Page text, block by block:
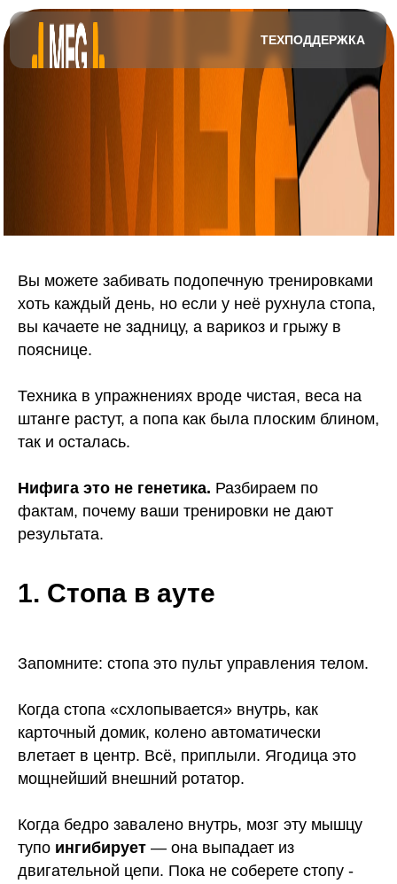
Вы можете забивать подопечную тренировками
хоть каждый день, но если у неё рухнула стопа,
вы качаете не задницу, а варикоз и грыжу в
пояснице.
Техника в упражнениях вроде чистая, веса на
штанге растут, а попа как была плоским блином,
так и осталась.
Нифига это не генетика. Разбираем по
фактам, почему ваши тренировки не дают
результата.
1. Стопа в ауте
Запомните: стопа это пульт управления телом.
Когда стопа «схлопывается» внутрь, как
карточный домик, колено автоматически
влетает в центр. Всё, приплыли. Ягодица это
мощнейший внешний ротатор.
Когда бедро завалено внутрь, мозг эту мышцу
тупо ингибирует — она выпадает из
двигательной цепи. Пока не соберете стопу -